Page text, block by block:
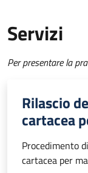
Servizi
Per presentare la
Rilascio
cartacea
Procedimento
cartacea per